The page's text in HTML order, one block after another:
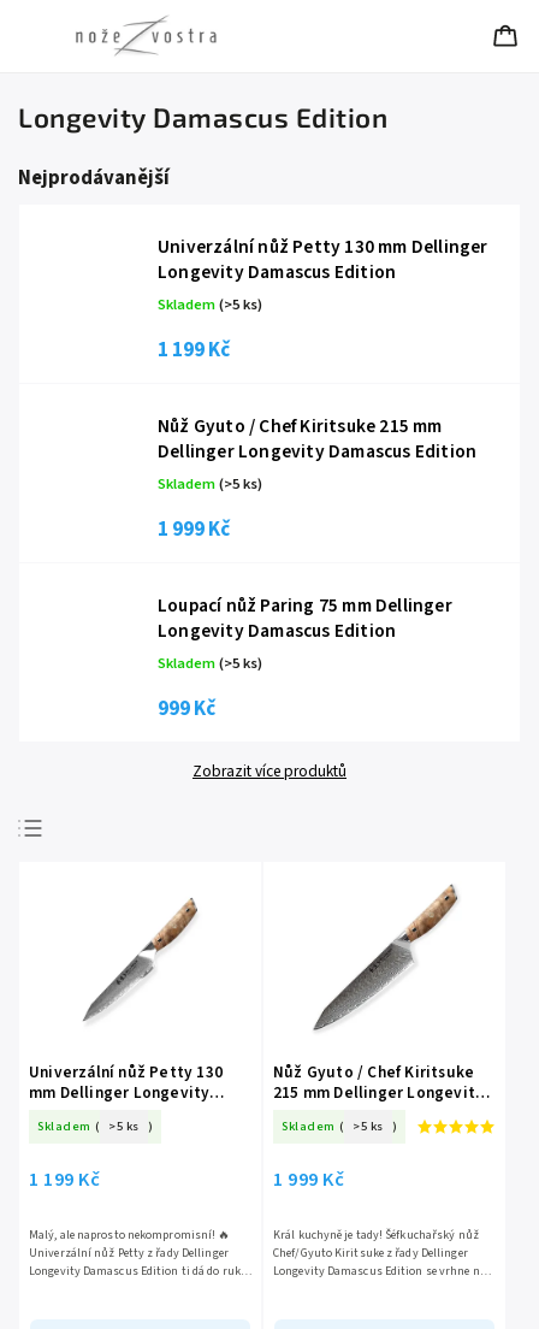
Longevity Damascus Edition
Nejprodávanější
Univerzální nůž Petty 130 mm Dellinger
Longevity Damascus Edition
Skladem(>5 ks)
1 199 Kč
Nůž Gyuto / Chef Kiritsuke 215 mm
Dellinger Longevity Damascus Edition
Skladem(>5 ks)
1 999 Kč
Loupací nůž Paring 75 mm Dellinger
Longevity Damascus Edition
Skladem(>5 ks)
999 Kč
Zobrazit více produktů
Abecedně
Univerzální nůž Petty 130
mm Dellinger Longevity
Skladem ( >5 ks )
1 199 Kč
Malý, ale naprosto nekompromisní! 🔥
Univerzální nůž Petty z řady Dellinger
Longevity Damascus Edition ti dá do ruky
Nůž Gyuto / Chef Kiritsuke
215 mm Dellinger Longevity
Skladem ( >5 ks )
1 999 Kč
Král kuchyně je tady! Šéfkuchařský nůž
Chef/Gyuto Kiritsuke z řady Dellinger
Longevity Damascus Edition se vrhne na